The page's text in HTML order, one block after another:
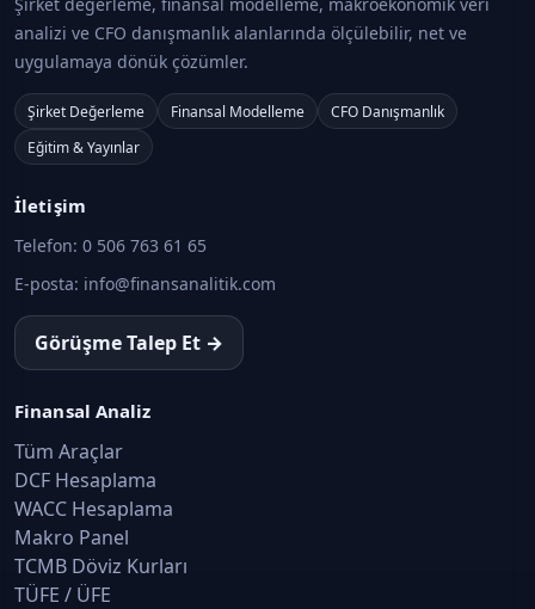
analizi ve CFO danışmanlık alanlarında ölçülebilir, net ve
uygulamaya dönük çözümler.
Şirket Değerleme Finansal Modelleme
CFO Danışmanlık
Eğitim & Yayınlar
İletişim
Telefon: 0 506 763 61 65
E-posta: info@finansanalitik.com
Görüşme Talep Et →
Finansal Analiz
Tüm Araçlar
DCF Hesaplama
WACC Hesaplama
Makro Panel
TCMB Döviz Kurları
TÜFE / ÜFE